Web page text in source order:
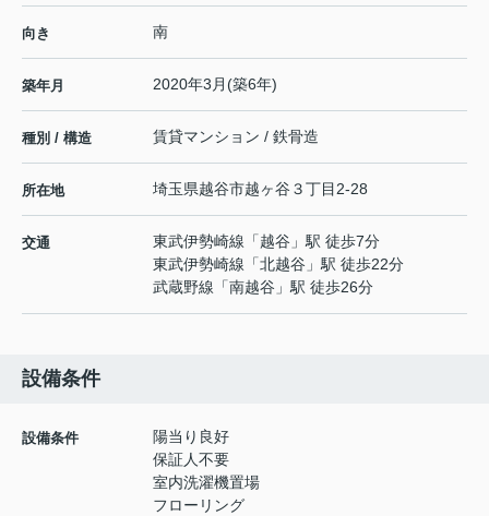
向き 南
築年月 2020年3月(築6年)
種別 / 構造 賃貸マンション / 鉄骨造
所在地 埼玉県越谷市越ヶ谷 ３丁目2-28
交通 東武伊勢崎線 「越谷 」駅 徒歩7分
東武伊勢崎線 「北越谷 」駅 徒歩22分
武蔵野線 「南越谷 」駅 徒歩26分
設備条件
設備条件
陽当り良好
保証人不要
室内洗濯機置場
フローリング